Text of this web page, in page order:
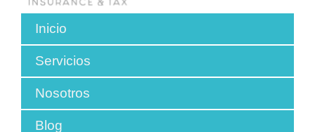
Inicio
Servicios
Nosotros
Blog